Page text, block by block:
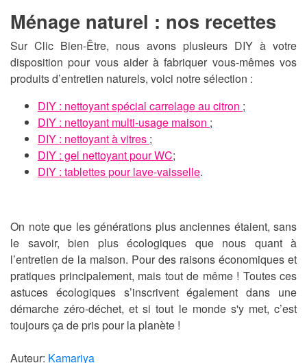
Ménage naturel : nos recettes
Sur Clic Bien-Être, nous avons plusieurs DIY à votre
disposition pour vous aider à fabriquer vous-mêmes vos
produits d’entretien naturels, voici notre sélection :
DIY : nettoyant spécial carrelage au citron ;
DIY : nettoyant multi-usage maison ;
DIY : nettoyant à vitres ;
DIY : gel nettoyant pour WC;
DIY : tablettes pour lave-vaisselle.
On note que les générations plus anciennes étaient, sans
le savoir, bien plus écologiques que nous quant à
l’entretien de la maison. Pour des raisons économiques et
pratiques principalement, mais tout de même ! Toutes ces
astuces écologiques s’inscrivent également dans une
démarche zéro-déchet, et si tout le monde s'y met, c’est
toujours ça de pris pour la planète !
Auteur: Kamariya